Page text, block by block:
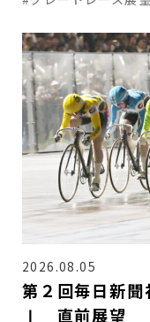
2026.08.05
第２回毎日新聞
Ⅰ 直前展望